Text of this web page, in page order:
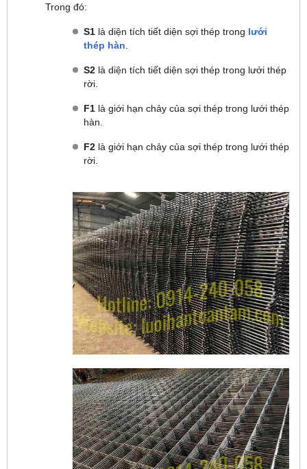
Trong đó:
S1 là diện tích tiết diện sợi thép trong lưới
thép hàn
S2 là diện tích tiết diện sợi thép trong lưới thép
rời.
F1 là giới hạn chảy của sợi thép trong lưới thép
hàn.
F2 là giới hạn chảy của sợi thép trong lưới thép
rời.